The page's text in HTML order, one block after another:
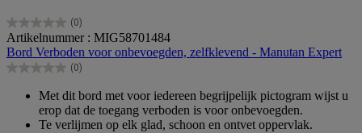
(0)
0.0
van
de
5
Artikelnummer : MIG58701484
Bord Verboden voor onbevoegden, zelfklevend - Manutan Expert
(0)
0.0
Met dit bord met voor iedereen begrijpelijk pictogram wijst u
erop dat de toegang verboden is voor onbevoegden.
Te verlijmen op elk glad, schoon en ontvet oppervlak.